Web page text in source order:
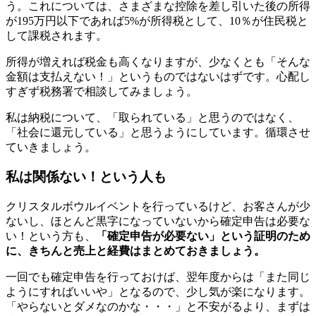
う。これについては、さまざまな控除を差し引いた後の所得
が195万円以下であれば5%が所得税として、10％が住民税と
して課税されます。
所得が増えれば税金も高くなりますが、少なくとも「そんな
金額は支払えない！」というものではないはずです。心配し
すぎず税務署で相談してみましょう。
私は納税について、「取られている」と思うのではなく、
「社会に還元している」と思うようにしています。循環させ
ていきましょう。
私は関係ない！という人も
クリスタルボウルイベントを行っているけど、お客さんが少
ないし、ほとんど黒字になっていないから確定申告は必要な
い！という方も、
「確定申告が必要ない」という証明のため
に、きちんと売上と経費はまとめておきましょう。
一回でも確定申告を行っておけば、翌年度からは「また同じ
ようにすればいいや」となるので、少し気が楽になります。
「やらないとダメなのかな・・・」と不安がるより、まずは